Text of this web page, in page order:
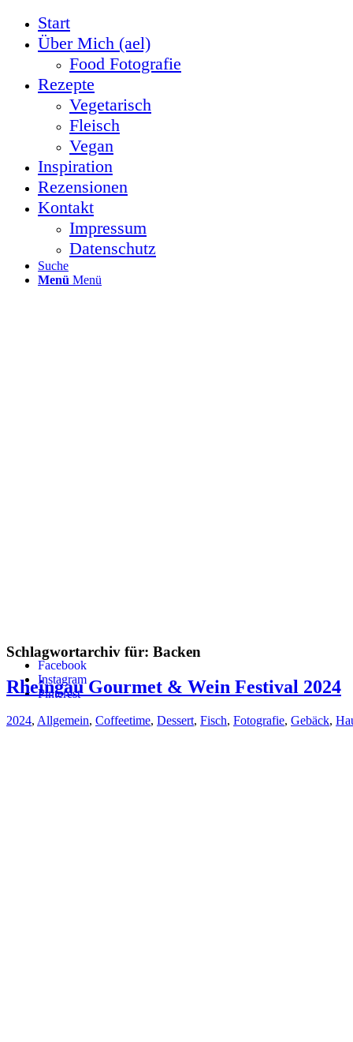
Start
Über Mich (ael)
Food Fotografie
Rezepte
Vegetarisch
Fleisch
Vegan
Inspiration
Rezensionen
Kontakt
Impressum
Datenschutz
Suche
Menü Menü
Facebook
Instagram
Pinterest
Schlagwortarchiv für: Backen
Rheingau Gourmet & Wein Festival 2024
2024, Allgemein, Coffeetime, Dessert, Fisch, Fotografie, Gebäck,